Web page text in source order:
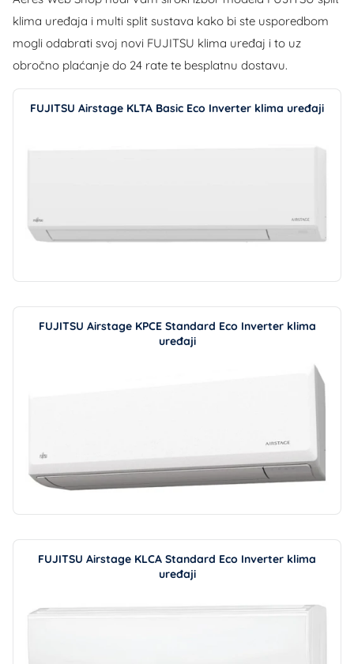
klima uređaja i multi split sustava kako bi ste usporedbom
mogli odabrati svoj novi FUJITSU klima uređaj i to uz
obročno plaćanje do 24 rate te besplatnu dostavu.
FUJITSU Airstage KLTA Basic Eco Inverter klima uređaji
FUJITSU Airstage KPCE Standard Eco Inverter klima
uređaji
FUJITSU Airstage KLCA Standard Eco Inverter klima
uređaji